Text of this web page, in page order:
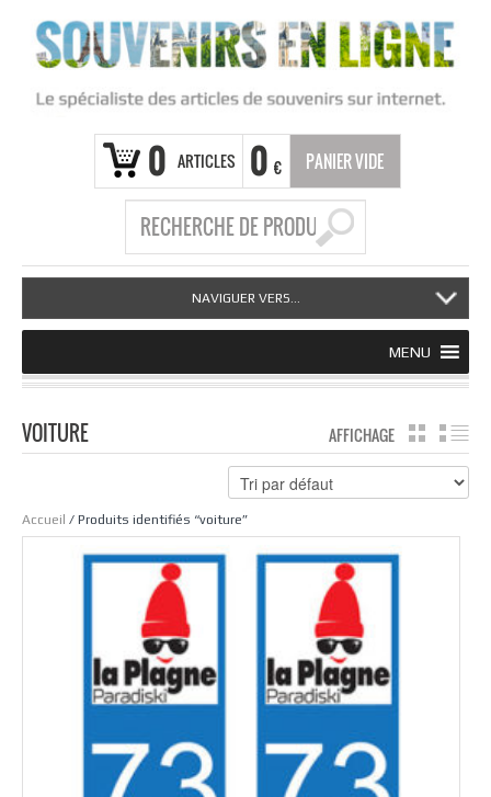
0 ARTICLES 0 € PANIER VIDE
NAVIGUER VERS...
MENU
VOITURE AFFICHAGE GRILLE
Accueil / Produits identifiés “voiture”